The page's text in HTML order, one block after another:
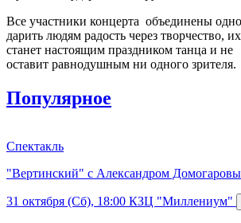
Все участники концерта объединены
дарить людям радость через творчество,
станет настоящим праздником танца и не
оставит равнодушным ни одного зрителя.
Популярное
Спектакль
"Вертинский" с Александром
31 октября (Сб), 18:00 КЗЦ "Миллениум"